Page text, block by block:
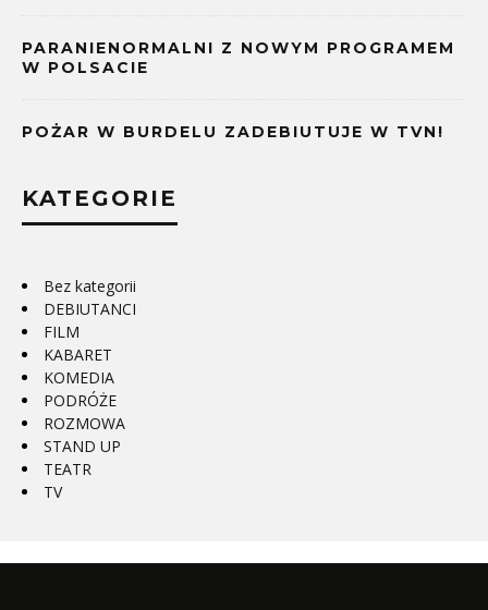
PARANIENORMALNI Z NOWYM PROGRAMEM
W POLSACIE
POŻAR W BURDELU ZADEBIUTUJE W TVN!
KATEGORIE
Bez kategorii
DEBIUTANCI
FILM
KABARET
KOMEDIA
PODRÓŻE
ROZMOWA
STAND UP
TEATR
TV